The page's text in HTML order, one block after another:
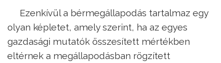
Ezenkívül a bérmegállapodás tartalmaz egy
olyan képletet, amely szerint, ha az egyes
gazdasági mutatók összesített mértékben
eltérnek a megállapodásban rögzített